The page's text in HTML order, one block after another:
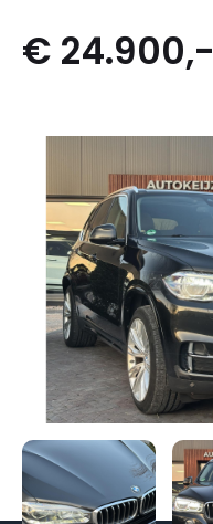
€ 24.900,-